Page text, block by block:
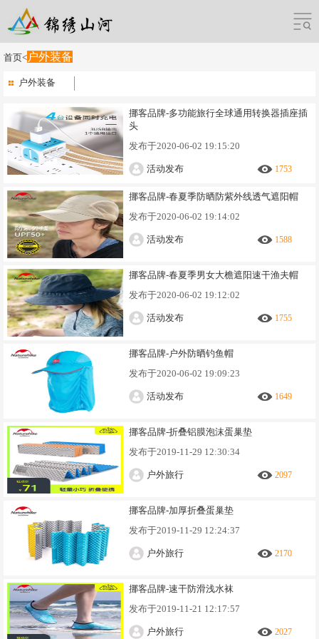
首页< 户外装备
户外装备
挪客品牌-多功能旅行全球通用转换器插座插
头
发布于2020-06-02 19:15:20
活动发布 1753
挪客品牌-春夏季防晒防紫外线透气遮阳帽
发布于2020-06-02 19:14:02
活动发布 1588
挪客品牌-春夏季男女大檐遮阳速干渔夫帽
发布于2020-06-02 19:12:02
活动发布 1755
挪客品牌-户外防晒钓鱼帽
发布于2020-06-02 19:09:23
活动发布 1649
挪客品牌-折叠铝膜泡沫蛋巢垫
发布于2019-11-29 12:30:34
户外旅行 2097
挪客品牌-加厚折叠蛋巢垫
发布于2019-11-29 12:24:37
户外旅行 2170
挪客品牌-速干防滑浅水袜
发布于2019-11-21 12:17:57
户外旅行 2027